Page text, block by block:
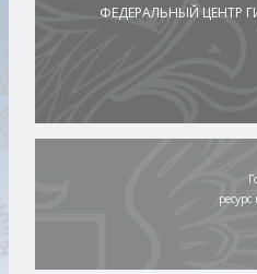
ФЕДЕРАЛЬНЫЙ ЦЕНТР